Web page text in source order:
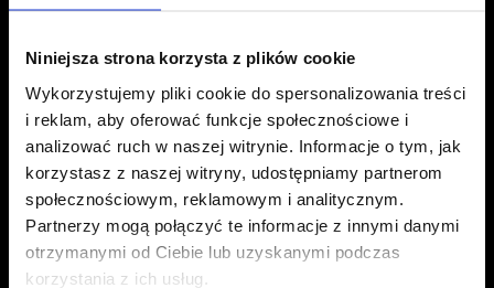
Niniejsza strona korzysta z plików cookie
Wykorzystujemy pliki cookie do spersonalizowania treści
i reklam, aby oferować funkcje społecznościowe i
analizować ruch w naszej witrynie. Informacje o tym, jak
korzystasz z naszej witryny, udostępniamy partnerom
społecznościowym, reklamowym i analitycznym.
Partnerzy mogą połączyć te informacje z innymi danymi
otrzymanymi od Ciebie lub uzyskanymi podczas
korzystania z ich usług.
61-619 Poznań
biuro@talex.pl
DATA CENTER POZNAŃ
ul. Karpia 30
61-619 Poznań